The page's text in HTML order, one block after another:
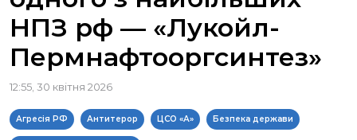
НПЗ рф — «Лукойл-
Пермнафтооргсинтез»
12:55, 30 квітня 2026
Агресія РФ Антитерор ЦСО «А» Безпека держави